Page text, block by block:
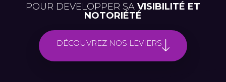
POUR DEVELOPPER SA VISIBILITÉ ET
NOTORIÉTÉ
DÉCOUVREZ NOS LEVIERS